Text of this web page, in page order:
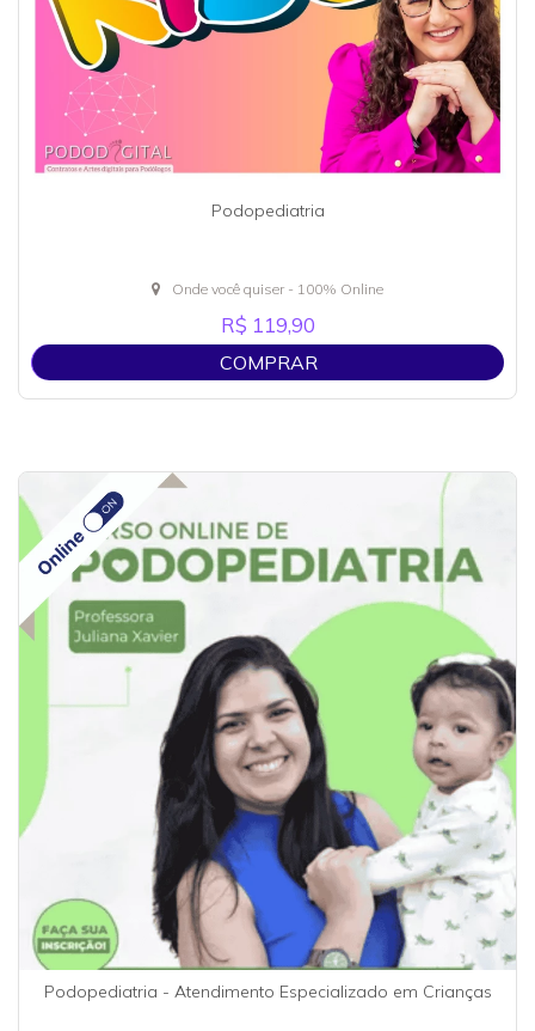
Podopediatria
Onde você quiser - 100% Online
R$ 119,90
COMPRAR
Podopediatria - Atendimento Especializado em Crianças